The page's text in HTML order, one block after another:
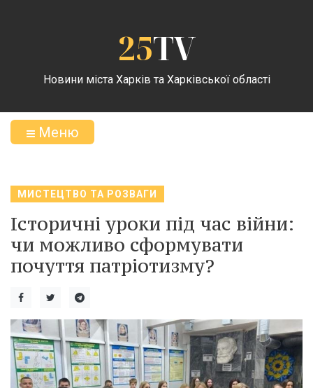
25TV
Новини міста Харків та Харківської області
Меню
МИСТЕЦТВО ТА РОЗВАГИ
Історичні уроки під час війни:
чи можливо сформувати
почуття патріотизму?